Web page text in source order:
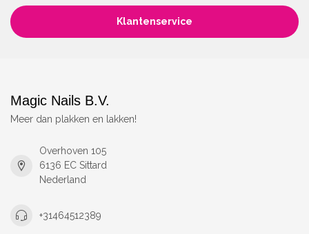
Klantenservice
Magic Nails B.V.
Meer dan plakken en lakken!
Overhoven 105
6136 EC Sittard
Nederland
+31464512389